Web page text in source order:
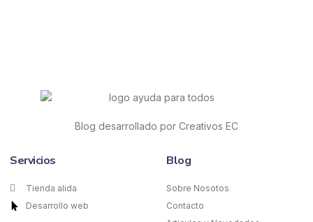
Blog desarrollado por Creativos EC
Servicios
Tienda alida
Desarrollo web
Blog
Sobre Nosotos
Contacto